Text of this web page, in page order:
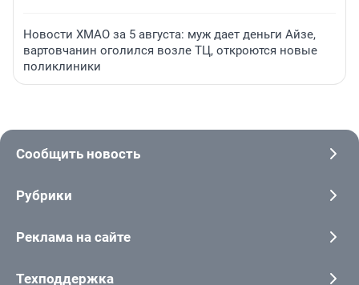
Новости ХМАО за 5 августа: муж дает деньги Айзе,
вартовчанин оголился возле ТЦ, откроются новые
поликлиники
Сообщить новость
Рубрики
Реклама на сайте
Техподдержка